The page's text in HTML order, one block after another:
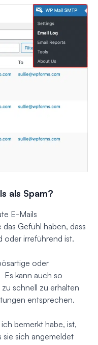
als Spam?
E-Mails
Gefühl haben, dass
oder irreführend ist.
oder
kann auch so
schnell zu erhalten
entsprechen.
bemerkt habe, ist,
sie sich angemeldet